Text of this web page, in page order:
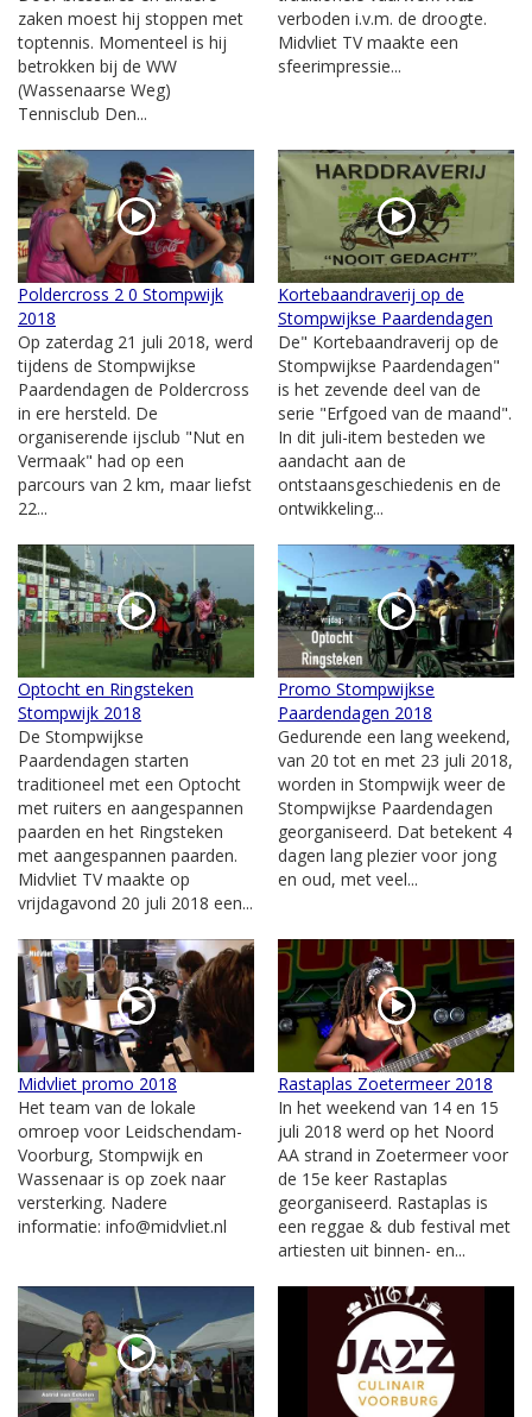
zaken moest hij stoppen met
toptennis. Momenteel is hij
betrokken bij de WW
(Wassenaarse Weg)
Tennisclub Den...
verboden i.v.m. de droogte.
Midvliet TV maakte een
sfeerimpressie...
Poldercross 2 0 Stompwijk
2018
Op zaterdag 21 juli 2018, werd
tijdens de Stompwijkse
Paardendagen de Poldercross
in ere hersteld. De
organiserende ijsclub "Nut en
Vermaak" had op een
parcours van 2 km, maar liefst
22...
Kortebaandraverij op de
Stompwijkse Paardendagen
De" Kortebaandraverij op de
Stompwijkse Paardendagen"
is het zevende deel van de
serie "Erfgoed van de maand".
In dit juli-item besteden we
aandacht aan de
ontstaansgeschiedenis en de
ontwikkeling...
Optocht en Ringsteken
Stompwijk 2018
De Stompwijkse
Paardendagen starten
traditioneel met een Optocht
met ruiters en aangespannen
paarden en het Ringsteken
met aangespannen paarden.
Midvliet TV maakte op
vrijdagavond 20 juli 2018 een...
Promo Stompwijkse
Paardendagen 2018
Gedurende een lang weekend,
van 20 tot en met 23 juli 2018,
worden in Stompwijk weer de
Stompwijkse Paardendagen
georganiseerd. Dat betekent 4
dagen lang plezier voor jong
en oud, met veel...
Midvliet promo 2018
Het team van de lokale
omroep voor Leidschendam-
Voorburg, Stompwijk en
Wassenaar is op zoek naar
versterking. Nadere
informatie: info@midvliet.nl
Rastaplas Zoetermeer 2018
In het weekend van 14 en 15
juli 2018 werd op het Noord
AA strand in Zoetermeer voor
de 15e keer Rastaplas
georganiseerd. Rastaplas is
een reggae & dub festival met
artiesten uit binnen- en...